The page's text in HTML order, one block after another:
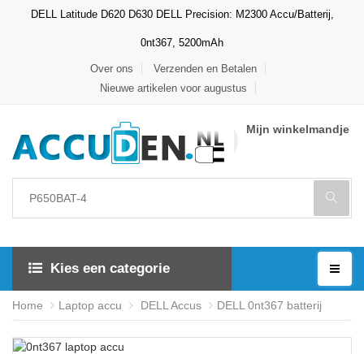
DELL Latitude D620 D630 DELL Precision: M2300 Accu/Batterij,
0nt367, 5200mAh
Over ons
Verzenden en Betalen
Nieuwe artikelen voor augustus
Mijn winkelmandje
Kies een categorie
Home Laptop accu DELL Accus DELL 0nt367 batterij